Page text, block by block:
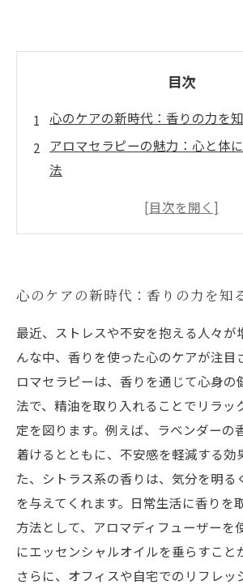
目次
心のケアの新時代：香りの力を
アロマセラピーの魅力：心と体
法
ストレスを解消する香り選び：
香りで心のバランスを整える：あ
香りを見つけよう
心と体のハーモニーをもたらす
香りで導くストレスフリーな生
ケアの形
心のケアの新時代：香りの力を知
最近、ストレスや不安を抱える人々が
んな中、香りを使った心のケアが注目
ロマセラピーは、香りを通じて心身の
法で、精油を取り入れることでリラッ
定を図ります。例えば、ラベンダーの
着けるとともに、不安感を軽減する効
た、シトラス系の香りは、気分を明る
を与えてくれます。日常生活に香りを
方法として、アロマディフューザーを
にエッセンシャルオイルを垂らすこと
さらに、オフィスや自宅でのリフレッ